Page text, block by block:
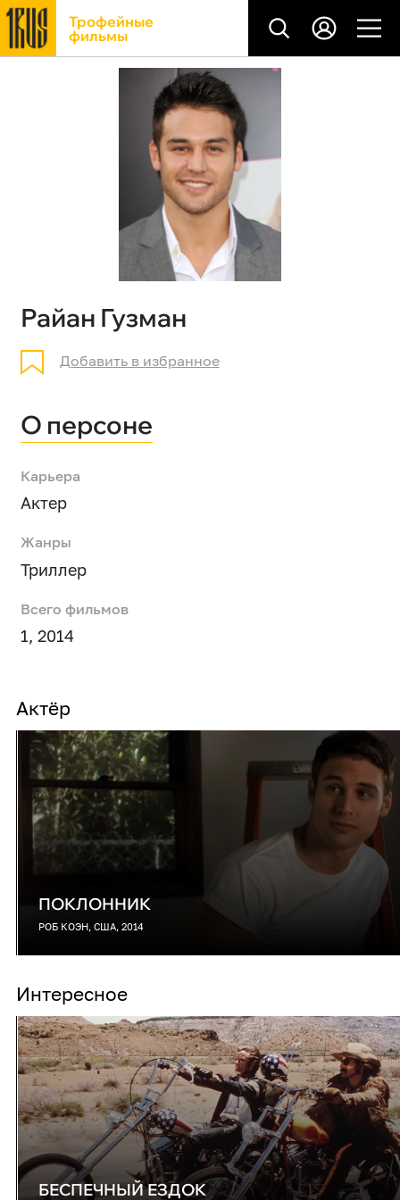
Трофейные
фильмы
Райан Гузман
Добавить в избранное
О персоне
Карьера
Актер
Жанры
Триллер
Всего фильмов
1, 2014
Актёр
ПОКЛОННИК
РОБ КОЭН, США, 2014
Интересное
БЕСПЕЧНЫЙ ЕЗДОК